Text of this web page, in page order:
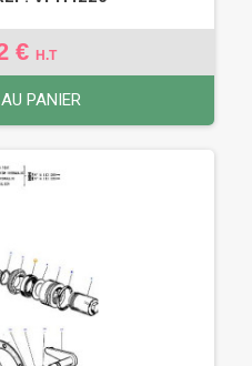
€ H.T
PANIER